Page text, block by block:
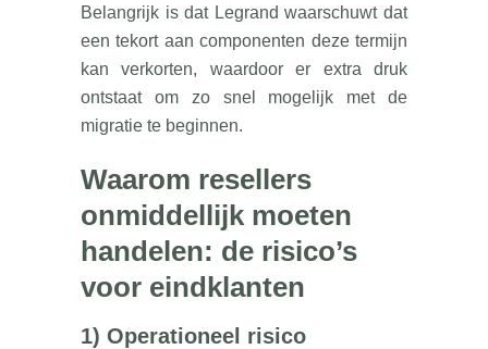
Belangrijk is dat Legrand waarschuwt dat
een tekort aan componenten deze termijn
kan verkorten, waardoor er extra druk
ontstaat om zo snel mogelijk met de
migratie te beginnen.
Waarom resellers
onmiddellijk moeten
handelen: de risico’s
voor eindklanten
1) Operationeel risico